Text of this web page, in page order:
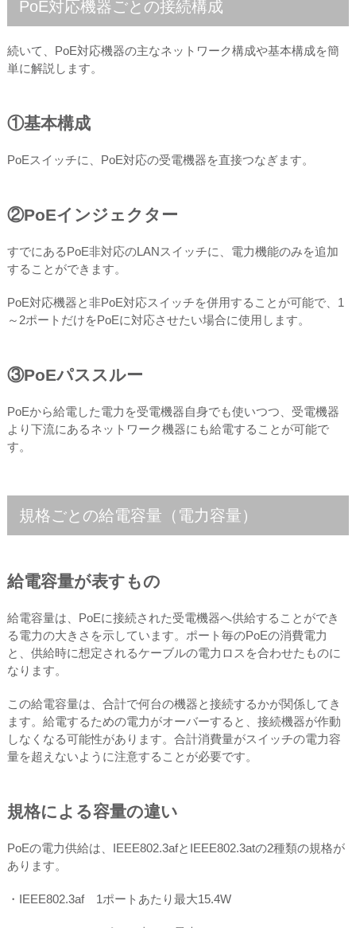
PoE対応機器ごとの接続構成
続いて、PoE対応機器の主なネットワーク構成や基本構成を簡
単に解説します。
①基本構成
PoEスイッチに、PoE対応の受電機器を直接つなぎます。
②PoEインジェクター
すでにあるPoE非対応のLANスイッチに、電力機能のみを追加
することができます。
PoE対応機器と非PoE対応スイッチを併用することが可能で、1
～2ポートだけをPoEに対応させたい場合に使用します。
③PoEパススルー
PoEから給電した電力を受電機器自身でも使いつつ、受電機器
より下流にあるネットワーク機器にも給電することが可能で
す。
規格ごとの給電容量（電力容量）
給電容量が表すもの
給電容量は、PoEに接続された受電機器へ供給することができ
る電力の大きさを示しています。ポート毎のPoEの消費電力
と、供給時に想定されるケーブルの電力ロスを合わせたものに
なります。
この給電容量は、合計で何台の機器と接続するかが関係してき
ます。給電するための電力がオーバーすると、接続機器が作動
しなくなる可能性があります。合計消費量がスイッチの電力容
量を超えないように注意することが必要です。
規格による容量の違い
PoEの電力供給は、IEEE802.3afとIEEE802.3atの2種類の規格が
あります。
・IEEE802.3af 1ポートあたり最大15.4W